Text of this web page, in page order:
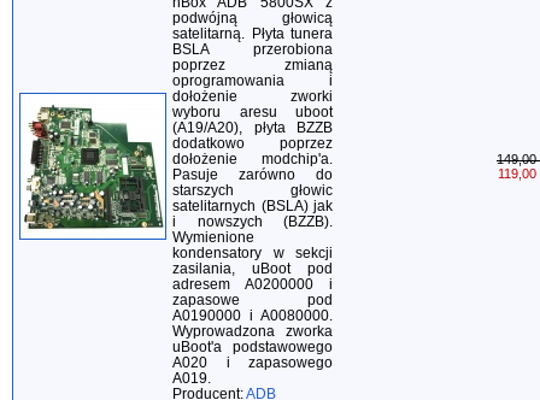
podwójną głowicą
satelitarną. Płyta tunera
BSLA przerobiona
poprzez zmianą
oprogramowania i
dołożenie zworki
wyboru aresu uboot
(A19/A20), płyta BZZB
dodatkowo poprzez
dołożenie modchip'a.
Pasuje zarówno do
starszych głowic
satelitarnych (BSLA) jak
i nowszych (BZZB).
Wymienione
kondensatory w sekcji
zasilania, uBoot pod
adresem A0200000 i
zapasowe pod
A0190000 i A0080000.
Wyprowadzona zworka
uBoot'a podstawowego
A020 i zapasowego
A019.
Producent:ADB
149,00
119,00